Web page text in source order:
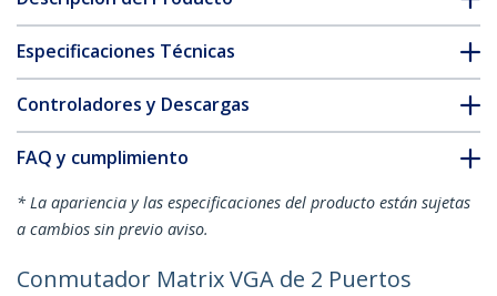
Especificaciones Técnicas
Controladores y Descargas
FAQ y cumplimiento
* La apariencia y las especificaciones del producto están sujetas
a cambios sin previo aviso.
Conmutador Matrix VGA de 2 Puertos